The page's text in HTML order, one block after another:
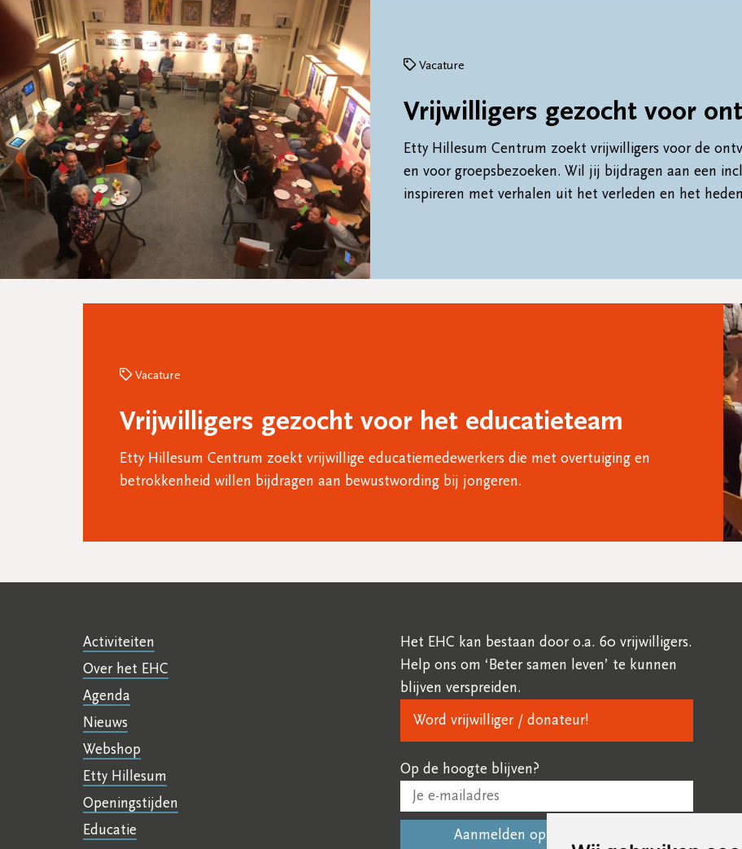
Vacature
Vrijwilligers gezocht voor
Etty Hillesum Centrum zoekt vrijwilligers voor de
en voor groepsbezoeken. Wil jij bijdragen aan een
inspireren met verhalen uit het verleden en het
Vacature
Vrijwilligers gezocht voor het educatieteam
Etty Hillesum Centrum zoekt vrijwillige educatiemedewerkers die met overtuiging en
betrokkenheid willen bijdragen aan bewustwording bij jongeren.
Activiteiten
Over het EHC
Agenda
Nieuws
Webshop
Etty Hillesum
Openingstijden
Educatie
Het EHC kan bestaan door o.a. 60 vrijwilligers.
Help ons om ‘Beter samen leven’ te kunnen
blijven verspreiden.
Word vrijwilliger / donateur!
Op de hoogte blijven?